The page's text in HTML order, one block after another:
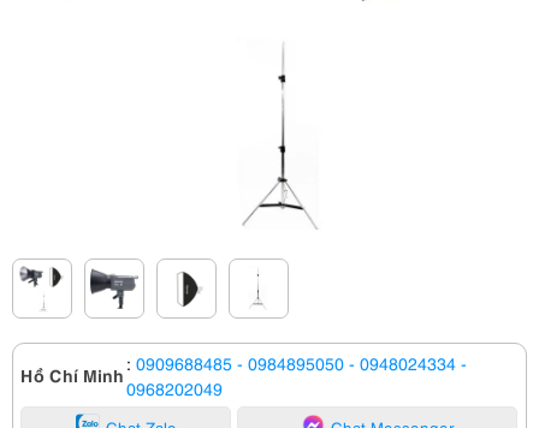
Hồ Chí Minh : 0909688485 - 0984895050 - 0948024334 -
0968202049